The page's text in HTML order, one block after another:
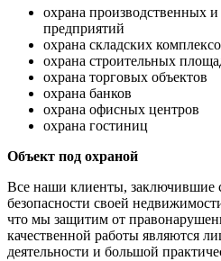
охрана производственных
предприятий
охрана складских
охрана строительных
охрана торговых объектов
охрана банков
охрана офисных центров
охрана гостиниц
Объект под охраной
Все наши клиенты, заключившие
безопасности своей
что мы защитим от
качественной работы являются
деятельности и большой